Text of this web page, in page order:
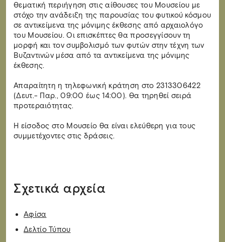
Θεματική περιήγηση στις αίθουσες του Μουσείου με
στόχο την ανάδειξη της παρουσίας του φυτικού κόσμου
σε αντικείμενα της μόνιμης έκθεσης από αρχαιολόγο
του Μουσείου. Οι επισκέπτες θα προσεγγίσουν τη
μορφή και τον συμβολισμό των φυτών στην τέχνη των
Βυζαντινών μέσα από τα αντικείμενα της μόνιμης
έκθεσης.
Απαραίτητη η τηλεφωνική κράτηση στο 2313306422
(Δευτ.- Παρ., 09:00 έως 14:00). Θα τηρηθεί σειρά
προτεραιότητας.
Η είσοδος στο Μουσείο θα είναι ελεύθερη για τους
συμμετέχοντες στις δράσεις.
Σχετικά αρχεία
Αφίσα
Δελτίο Τύπου